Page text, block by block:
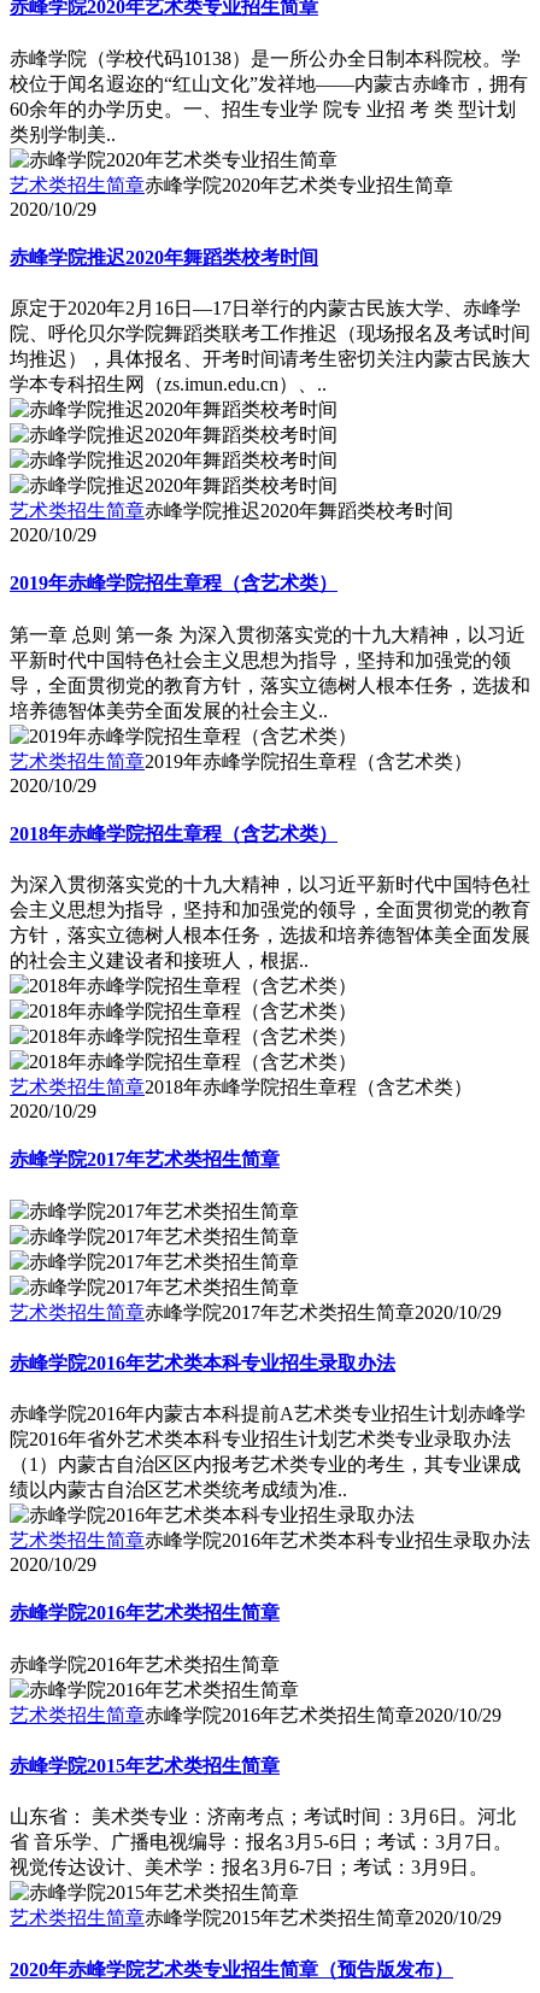
赤峰学院2020年艺术类专业招生简章
赤峰学院（学校代码10138）是一所公办全日制本科院校。学
校位于闻名遐迩的“红山文化”发祥地――内蒙古赤峰市，拥有
60余年的办学历史。一、招生专业学 院专 业招 考 类 型计划
类别学制美..
艺术类招生简章赤峰学院2020年艺术类专业招生简章
2020/10/29
赤峰学院推迟2020年舞蹈类校考时间
原定于2020年2月16日―17日举行的内蒙古民族大学、赤峰学
院、呼伦贝尔学院舞蹈类联考工作推迟（现场报名及考试时间
均推迟），具体报名、开考时间请考生密切关注内蒙古民族大
学本专科招生网（zs.imun.edu.cn）、..
艺术类招生简章赤峰学院推迟2020年舞蹈类校考时间
2020/10/29
2019年赤峰学院招生章程（含艺术类）
第一章 总则 第一条 为深入贯彻落实党的十九大精神，以习近
平新时代中国特色社会主义思想为指导，坚持和加强党的领
导，全面贯彻党的教育方针，落实立德树人根本任务，选拔和
培养德智体美劳全面发展的社会主义..
艺术类招生简章2019年赤峰学院招生章程（含艺术类）
2020/10/29
2018年赤峰学院招生章程（含艺术类）
为深入贯彻落实党的十九大精神，以习近平新时代中国特色社
会主义思想为指导，坚持和加强党的领导，全面贯彻党的教育
方针，落实立德树人根本任务，选拔和培养德智体美全面发展
的社会主义建设者和接班人，根据..
艺术类招生简章2018年赤峰学院招生章程（含艺术类）
2020/10/29
赤峰学院2017年艺术类招生简章
艺术类招生简章赤峰学院2017年艺术类招生简章2020/10/29
赤峰学院2016年艺术类本科专业招生录取办法
赤峰学院2016年内蒙古本科提前A艺术类专业招生计划赤峰学
院2016年省外艺术类本科专业招生计划艺术类专业录取办法
（1）内蒙古自治区区内报考艺术类专业的考生，其专业课成
绩以内蒙古自治区艺术类统考成绩为准..
艺术类招生简章赤峰学院2016年艺术类本科专业招生录取办法
2020/10/29
赤峰学院2016年艺术类招生简章
赤峰学院2016年艺术类招生简章
艺术类招生简章赤峰学院2016年艺术类招生简章2020/10/29
赤峰学院2015年艺术类招生简章
山东省： 美术类专业：济南考点；考试时间：3月6日。河北
省 音乐学、广播电视编导：报名3月5-6日；考试：3月7日。
视觉传达设计、美术学：报名3月6-7日；考试：3月9日。
艺术类招生简章赤峰学院2015年艺术类招生简章2020/10/29
2020年赤峰学院艺术类专业招生简章（预告版发布）